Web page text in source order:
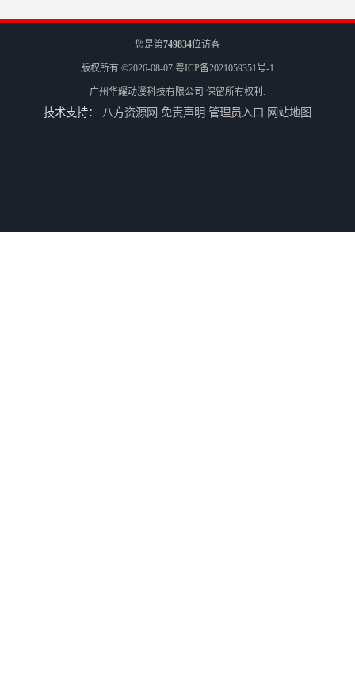
您是第749834位访客
版权所有 ©2026-08-07 粤ICP备2021059351号-1
广州华耀动漫科技有限公司 保留所有权利.
技术支持： 八方资源网 免责声明 管理员入口 网站地图